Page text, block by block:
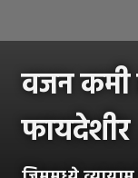
वजन कमी
फायदेशीर